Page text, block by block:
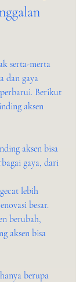
serta-merta
dan gaya
Berikut
aksen
aksen bisa
gaya, dari
lebih
besar.
berubah,
aksen bisa
berupa